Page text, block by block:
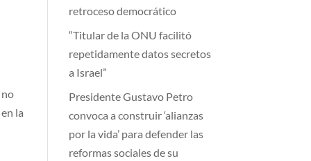
la
retroceso democrático
“Titular de la ONU facilitó
repetidamente datos secretos
a Israel”
Presidente Gustavo Petro
convoca a construir ‘alianzas
por la vida’ para defender las
reformas sociales de su